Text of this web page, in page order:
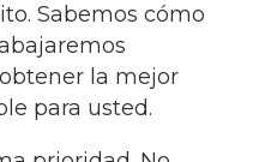
Sabemos cómo
la mejor
para usted.